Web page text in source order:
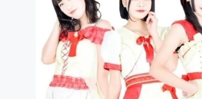
映像・映画
ビジネス・起業
まちづくり・地域活性化